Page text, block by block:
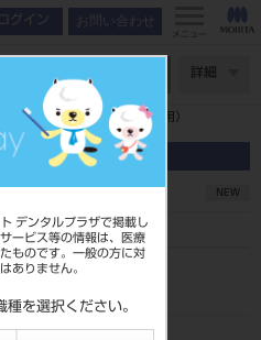
デンタルプラザで掲載し
ービス等の情報は、医療
ものです。一般の方に対
ありません。
種を選択ください。
ログイン お問い合わせ
メニュー
詳細
ド穴あき1組（PMフレーム用）
1組（PMフレーム用） NEW
品目コード